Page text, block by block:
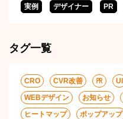
実例
デザイナー PR
タグ一覧
CRO CVR改善 ㏚ UI
WEBデザイン
お知らせ
ヒートマップ
ポップアップ